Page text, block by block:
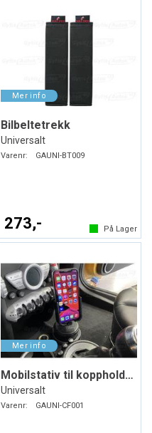
Bilbeltetrekk
Universalt
Varenr: GAUNI-BT009
273,- På Lager
Mobilstativ til koppholderen
Universalt
Varenr: GAUNI-CF001